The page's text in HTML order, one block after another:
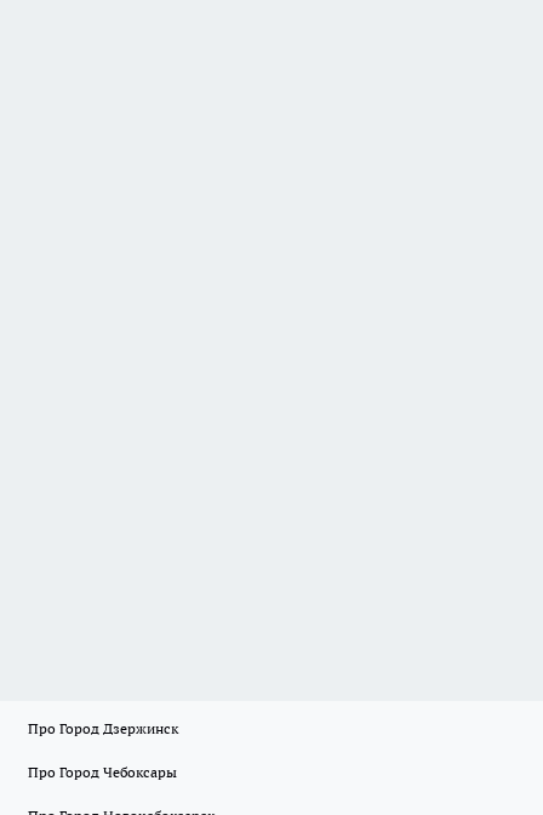
Про Город Дзержинск
Про Город Чебоксары